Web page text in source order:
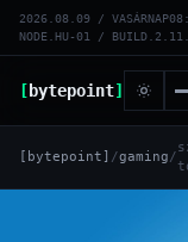
2026.08.09 / VASÁRNAP
NODE.HU-01 /
[bytepoint]
[bytepoint] /gaming/